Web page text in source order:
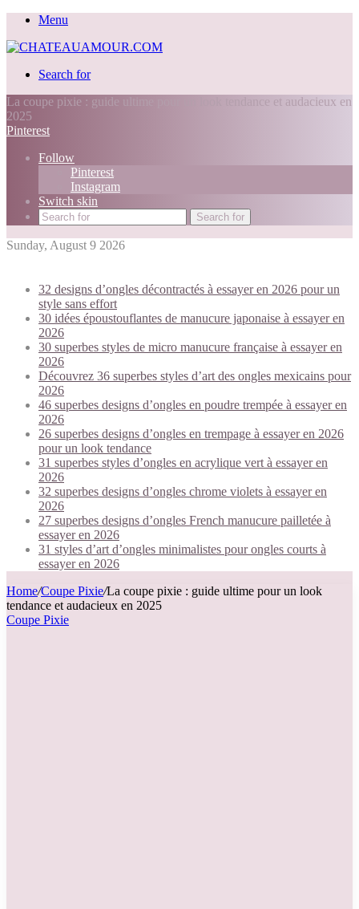
Menu
Search for
La coupe pixie : guide ultime pour un look tendance et audacieux en
2025
Pinterest
Follow
Pinterest
Instagram
Switch skin
Search for
Sunday, August 9 2026
32 designs d’ongles décontractés à essayer en 2026 pour un
style sans effort
30 idées époustouflantes de manucure japonaise à essayer en
2026
30 superbes styles de micro manucure française à essayer en
2026
Découvrez 36 superbes styles d’art des ongles mexicains pour
2026
46 superbes designs d’ongles en poudre trempée à essayer en
2026
26 superbes designs d’ongles en trempage à essayer en 2026
pour un look tendance
31 superbes styles d’ongles en acrylique vert à essayer en
2026
32 superbes designs d’ongles chrome violets à essayer en
2026
27 superbes designs d’ongles French manucure pailletée à
essayer en 2026
31 styles d’art d’ongles minimalistes pour ongles courts à
essayer en 2026
Home/Coupe Pixie/La coupe pixie : guide ultime pour un look
tendance et audacieux en 2025
Coupe Pixie